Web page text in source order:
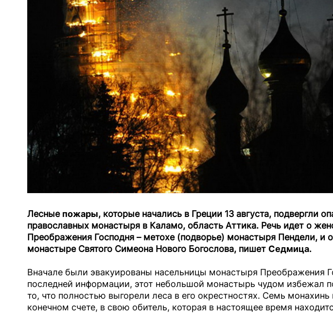
Лесные пожары, которые начались в Греции 13 августа, подвергли
православных монастыря в Каламо, область Аттика. Речь идет о
Преображения Господня – метохе (подворье) монастыря Пендели, и
монастыре Святого Симеона Нового Богослова, пишет Седмица.
Вначале были эвакуированы насельницы монастыря Преображения
последней информации, этот небольшой монастырь чудом избежал
то, что полностью выгорели леса в его окрестностях. Семь монахинь
конечном счете, в свою обитель, которая в настоящее время